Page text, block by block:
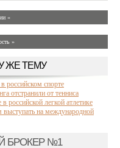
«
»
ЖЕ ТЕМУ
российском спорте
отстранили от тенниса
российской легкой атлетике
выступать на международной
БРОКЕР №1